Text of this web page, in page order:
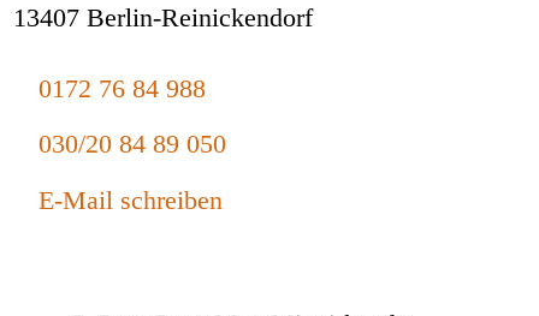
13407 Berlin-Reinickendorf
0172 76 84 988
030/20 84 89 050
E-Mail schreiben